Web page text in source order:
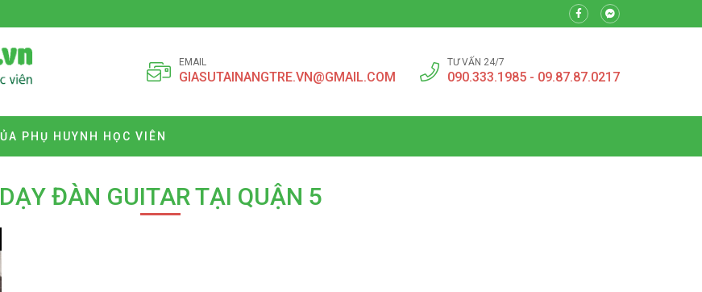
EMAIL
GIASUTAINANGTRE.VN@GMAIL.COM
TƯ VẤN 24/7
090.333.1985 - 09.87.87.0217
PHỤ HUYNH HỌC VIÊN
DẠY ĐÀN GUITAR TẠI QUẬN 5